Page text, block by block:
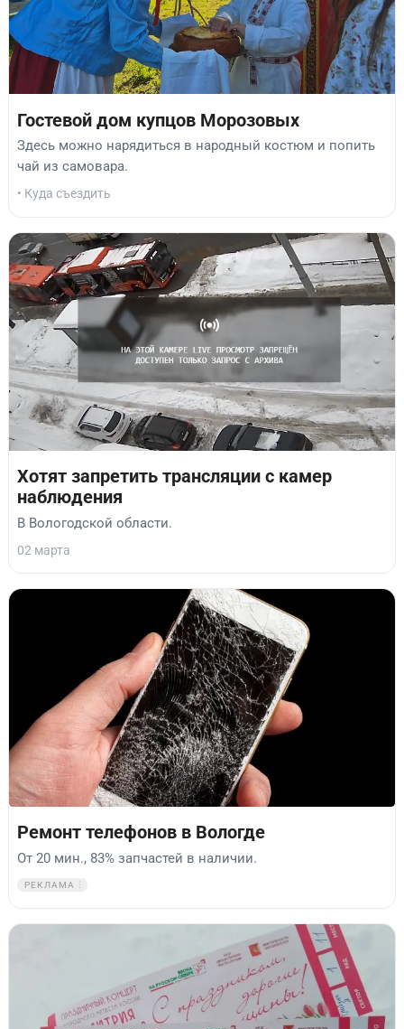
Гостевой дом купцов Морозовых
Здесь можно нарядиться в народный костюм и попить
чай из самовара.
• Куда съездить
Хотят запретить трансляции с камер
наблюдения
В Вологодской области.
02 марта
Ремонт телефонов в Вологде
От 20 мин., 83% запчастей в наличии.
РЕКЛАМА